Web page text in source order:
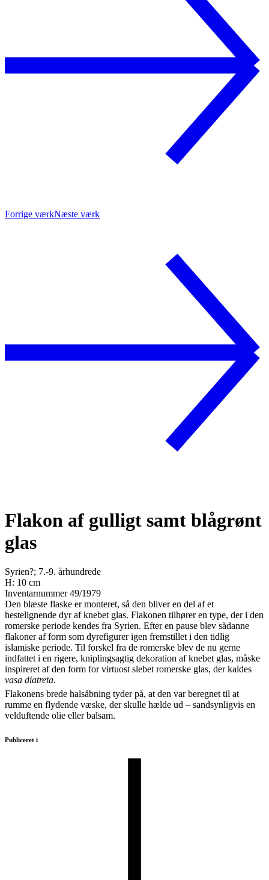
Forrige værkNæste værk
Flakon af gulligt samt blågrønt
glas
Syrien?; 7.-9. århundrede
H: 10 cm
Inventarnummer 49/1979
Den blæste flaske er monteret, så den bliver en del af et
hestelignende dyr af knebet glas. Flakonen tilhører en type, der i den
romerske periode kendes fra Syrien. Efter en pause blev sådanne
flakoner af form som dyrefigurer igen fremstillet i den tidlig
islamiske periode. Til forskel fra de romerske blev de nu gerne
indfattet i en rigere, kniplingsagtig dekoration af knebet glas, måske
inspireret af den form for virtuost slebet romerske glas, der kaldes
vasa diatreta.
Flakonens brede halsåbning tyder på, at den var beregnet til at
rumme en flydende væske, der skulle hælde ud – sandsynligvis en
velduftende olie eller balsam.
Publiceret i